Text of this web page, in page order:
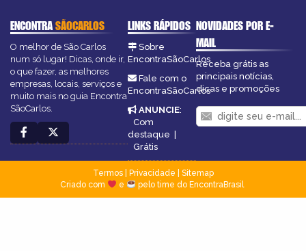
ENCONTRASÃOCARLOS
O melhor de São Carlos
num só lugar! Dicas, onde ir,
o que fazer, as melhores
empresas, locais, serviços e
muito mais no guia Encontra
SãoCarlos.
LINKS RÁPIDOS
Sobre
EncontraSãoCarlos
Fale com o
EncontraSãoCarlos
ANUNCIE:
Com
destaque |
Grátis
NOVIDADES POR E-
MAIL
Receba grátis as
principais notícias,
dicas e promoções
Termos| Privacidade
Sitemap
Criado com
e pelo time do EncontraBrasil